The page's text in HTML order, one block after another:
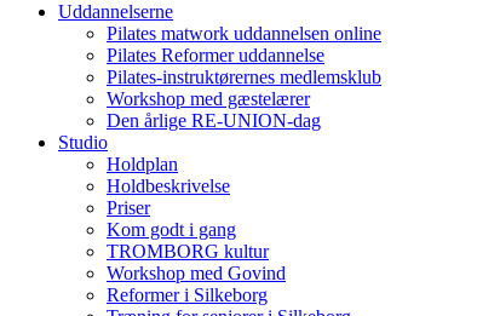
Uddannelserne
Pilates matwork uddannelsen online
Pilates Reformer uddannelse
Pilates-instruktørernes medlemsklub
Workshop med gæstelærer
Den årlige RE-UNION-dag
Studio
Holdplan
Holdbeskrivelse
Priser
Kom godt i gang
TROMBORG kultur
Workshop med Govind
Reformer i Silkeborg